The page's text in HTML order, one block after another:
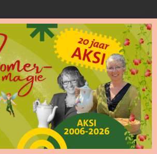
te bezoeken:
18 uur
21 uur
uur
21 uur
uur
er regelmatig concerten,